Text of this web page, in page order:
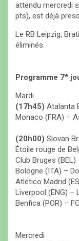
attendu mercredi
pts), est déjà
Le RB Leipzig,
éliminés.
Programme 7e
Mardi
(17h45) Atalanta
Monaco (FRA) –
(20h00) Slovan
Étoile rouge de
Club Bruges
Bologne (ITA) –
Atlético Madrid
Liverpool (ENG) –
Benfica (POR) –
Mercredi